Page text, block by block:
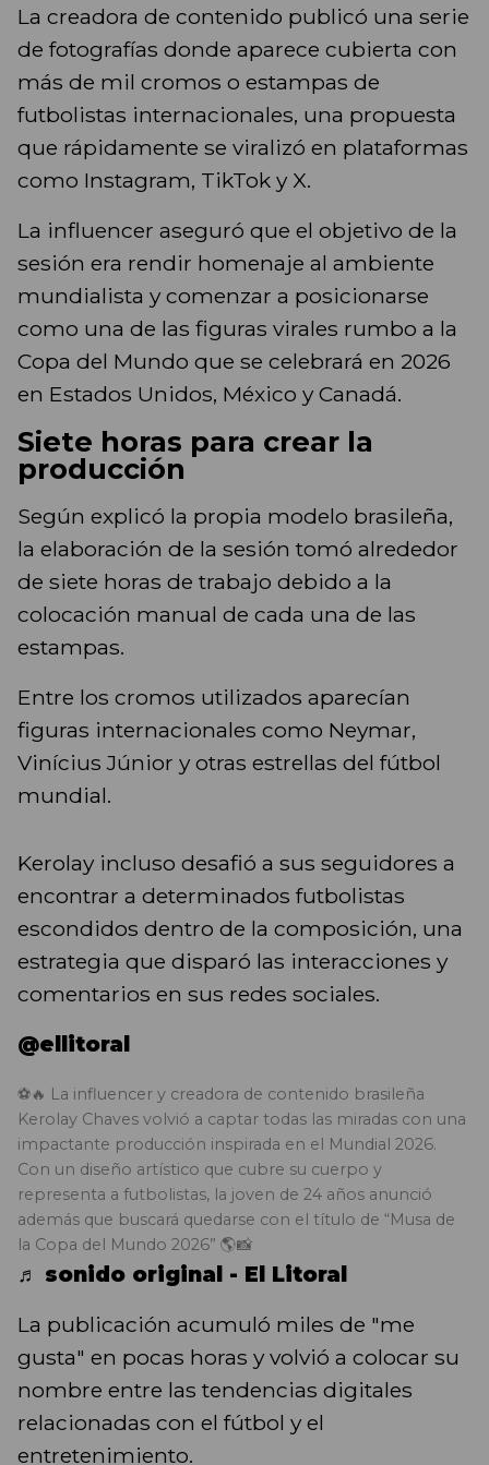
La creadora de contenido publicó una serie
de fotografías donde aparece cubierta con
más de mil cromos o estampas de
futbolistas internacionales, una propuesta
que rápidamente se viralizó en plataformas
como Instagram, TikTok y X.
La influencer aseguró que el objetivo de la
sesión era rendir homenaje al ambiente
mundialista y comenzar a posicionarse
como una de las figuras virales rumbo a la
Copa del Mundo que se celebrará en 2026
en Estados Unidos, México y Canadá.
Siete horas para crear la
producción
Según explicó la propia modelo brasileña,
la elaboración de la sesión tomó alrededor
de siete horas de trabajo debido a la
colocación manual de cada una de las
estampas.
Entre los cromos utilizados aparecían
figuras internacionales como Neymar,
Vinícius Júnior y otras estrellas del fútbol
mundial.
Kerolay incluso desafió a sus seguidores a
encontrar a determinados futbolistas
escondidos dentro de la composición, una
estrategia que disparó las interacciones y
comentarios en sus redes sociales.
@ellitoral
⚽🔥 La influencer y creadora de contenido brasileña
Kerolay Chaves volvió a captar todas las miradas con una
impactante producción inspirada en el Mundial 2026.
Con un diseño artístico que cubre su cuerpo y
representa a futbolistas, la joven de 24 años anunció
además que buscará quedarse con el título de “Musa de
la Copa del Mundo 2026” 🌎📸
♬ sonido original - El Litoral
La publicación acumuló miles de "me
gusta" en pocas horas y volvió a colocar su
nombre entre las tendencias digitales
relacionadas con el fútbol y el
entretenimiento.